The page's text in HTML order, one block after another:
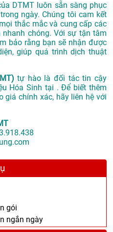
DTMT luôn sẵn sàng phục
ngày. Chúng tôi cam kết
thắc mắc và cung cấp các
chóng. Với sự tận tâm
bảo rằng bạn sẽ nhận được
giúp quá trình dịch thuật
tự hào là đối tác tin cậy
Hóa Sinh tại . Để biết thêm
giá chính xác, hãy liên hệ với
gói
ngắn ngày